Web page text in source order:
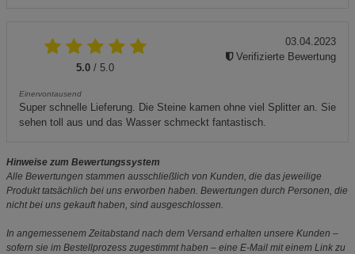
5.0 / 5.0
Einervontausend
Super schnelle Lieferung. Die Steine kamen ohne viel Splitter an. Sie
sehen toll aus und das Wasser schmeckt fantastisch.
03.04.2023
Verifizierte Bewertung
Hinweise zum Bewertungssystem
Alle Bewertungen stammen ausschließlich von Kunden, die das jeweilige
Produkt tatsächlich bei uns erworben haben. Bewertungen durch Personen, die
nicht bei uns gekauft haben, sind ausgeschlossen.
In angemessenem Zeitabstand nach dem Versand erhalten unsere Kunden –
sofern sie im Bestellprozess zugestimmt haben – eine E-Mail mit einem Link zu